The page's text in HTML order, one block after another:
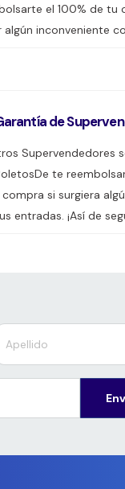
el 100% de tu
algún inconveniente
de
Supervendedores
te
si surgiera
entradas. ¡Así de